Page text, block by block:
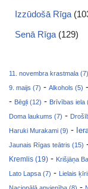
Izzūdošā Rīga
Senā Rīga (129)
11. novembra krastmala (7)
9. maijs (7) - Alkohols (5) -
- Bēgļi (12) - Brīvības iela
Doma laukums (7) -
Haruki Murakami (9) -
Jaunais Rīgas teātris (15)
Kremlis (19) - Krišjāņa
Lato Lapsa (7) - Lielais